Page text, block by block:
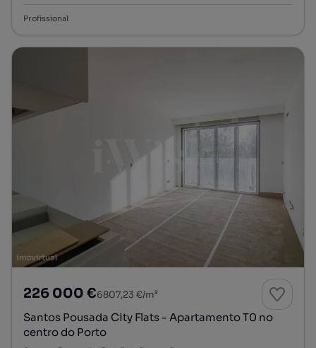
Profissional
226 000 €6807,23 €/m²
Santos Pousada City Flats - Apartamento T0 no
centro do Porto